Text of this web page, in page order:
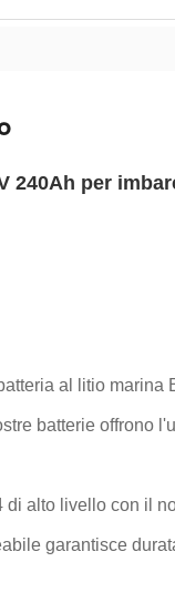
240Ah per
al litio
batterie offrono
alto livello con il
garantisce